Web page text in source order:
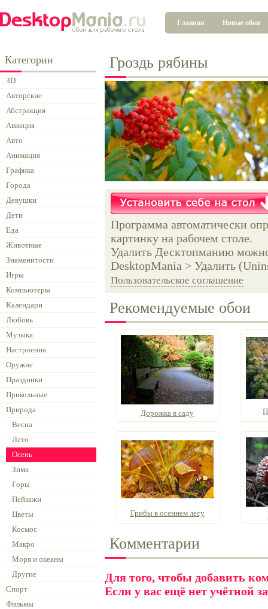
Главная Новые обои
Категории
3D
Авторские
Абстракция
Авиация
Авто
Анимация
Графика
Города
Девушки
Дети
Еда
Животные
Знаменитости
Игры
Компьютеры
Календари
Любовь
Музыка
Настроения
Оружие
Праздники
Прикольные
Природа
Весна
Лето
Осень
Зима
Горы
Пейзажи
Цветы
Космос
Макро
Моря и океаны
Другие
Спорт
Фильмы
Гроздь рябины
Программа автоматически
картинку на рабочем столе.
Удалить Десктопманию
DesktopMania > Удалить
Пользовательское соглашение
Рекомендуемые обои
Дорожка в саду
Грибы в осеннем лесу
Комментарии
Для того, чтобы добавить
Если у вас ещё нет учётной